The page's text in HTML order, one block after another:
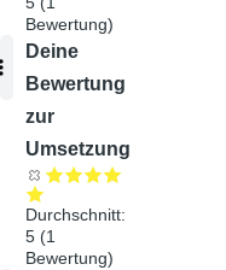
Bewertung)
Audiodatei
Deine
Bewertung
zur
Umsetzung
Durchschnitt:
5 (1
Bewertung)